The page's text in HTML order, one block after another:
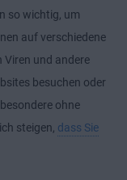
so wichtig, um
auf verschiedene
Viren und andere
besuchen oder
ohne
steigen, dass Sie